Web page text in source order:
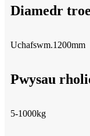
Diamedr
Uchafswm.1200mm
Pwysau
5-1000kg